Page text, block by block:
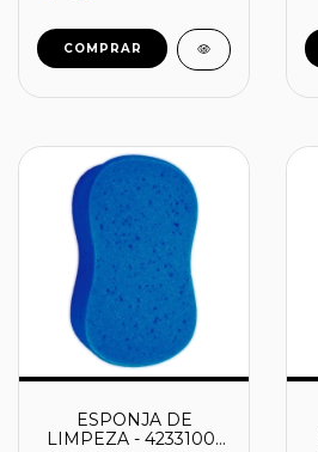
ESPONJA DE
LIMPEZA - 42331001